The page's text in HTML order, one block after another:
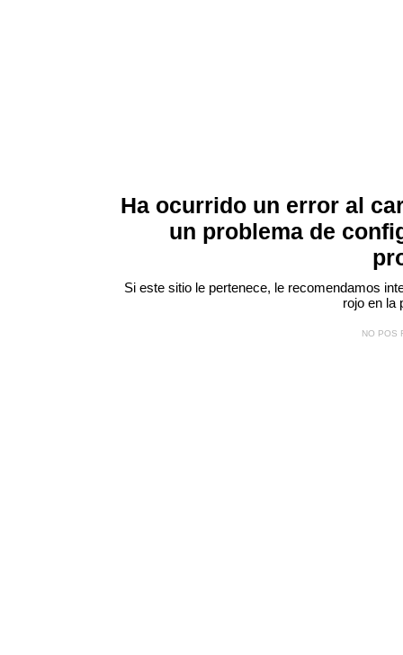
Ha ocurrido un error al
un problema de
Si este sitio le pertenece, le recomendamos
rojo en la
NO POS